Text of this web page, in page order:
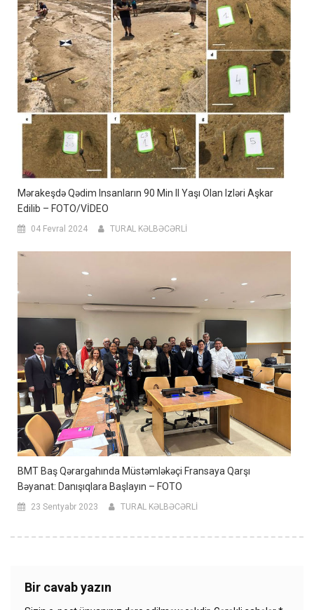
Mərakeşdə Qədim Insanların 90 Min Il Yaşı Olan Izləri Aşkar
Edilib – FOTO/VİDEO
04 Fevral 2024 TURAL KƏLBƏCƏRLİ
BMT Baş Qərargahında Müstəmləkəçi Fransaya Qarşı
Bəyanat: Danışıqlara Başlayın – FOTO
23 Sentyabr 2023 TURAL KƏLBƏCƏRLİ
Bir cavab yazın